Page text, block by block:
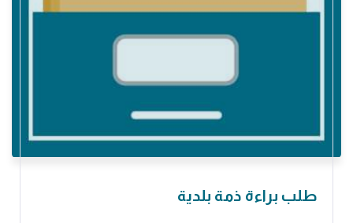
طلب براءة ذمة بلدية